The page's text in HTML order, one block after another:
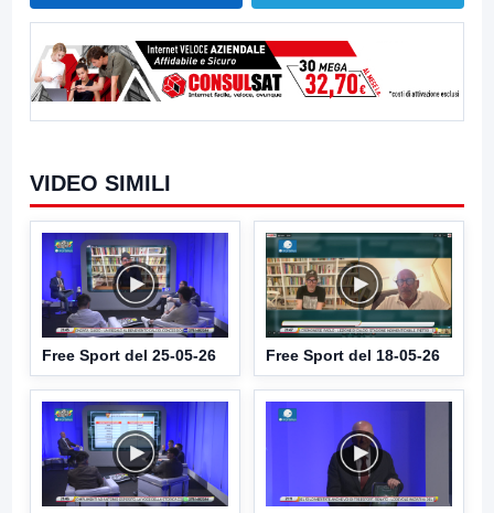
VIDEO SIMILI
Free Sport del 25-05-26 Free Sport del 18-05-26